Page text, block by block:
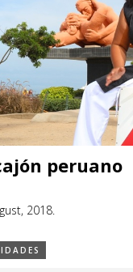
peruano
2018.